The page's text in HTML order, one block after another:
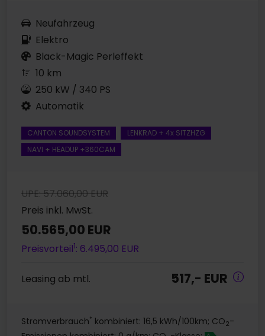
Neufahrzeug
Elektro
Black-Magic Perleffekt
10 km
250 kW / 340 PS
Automatik
CANTON SOUNDSYSTEM
LENKRAD + 4x SITZHZG
NAVI + HEADUP +360CAM
UPE: 57.060,00 EUR
Preis inkl. MwSt.
50.565,00 EUR
Preisvorteil1: 6.495,00 EUR
Leasing ab mtl. 517,- EUR
Stromverbrauch* kombiniert: 16,5 kWh/100km; CO2-